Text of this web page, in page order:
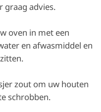
graag advies.
oven in met een
en afwasmiddel en
zout om uw houten
schrobben.